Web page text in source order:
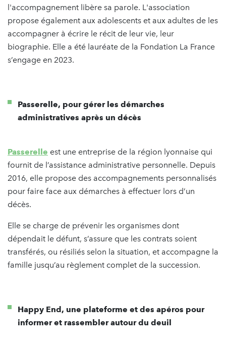
l'accompagnement libère sa parole. L'association
propose également aux adolescents et aux adultes de les
accompagner à écrire le récit de leur vie, leur
biographie. Elle a été lauréate de la Fondation La France
s’engage en 2023.
Passerelle, pour gérer les démarches
administratives après un décès
Passerelle est une entreprise de la région lyonnaise qui
fournit de l’assistance administrative personnelle. Depuis
2016, elle propose des accompagnements personnalisés
pour faire face aux démarches à effectuer lors d’un
décès.
Elle se charge de prévenir les organismes dont
dépendait le défunt, s’assure que les contrats soient
transférés, ou résiliés selon la situation, et accompagne la
famille jusqu’au règlement complet de la succession.
Happy End, une plateforme et des apéros pour
informer et rassembler autour du deuil